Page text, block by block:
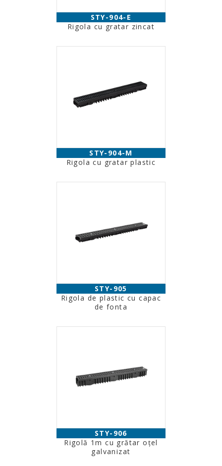
STY-904-E
Rigola cu gratar zincat
STY-904-M
Rigola cu gratar plastic
STY-905
Rigola de plastic cu capac
de fonta
STY-906
Rigolă 1m cu grătar oţel
galvanizat